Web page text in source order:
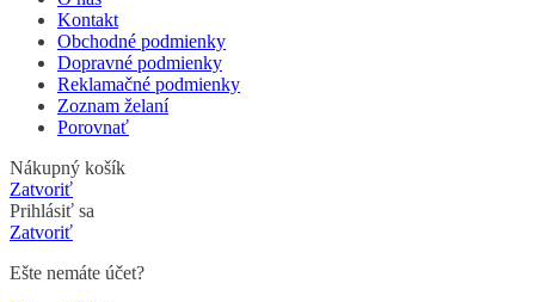
Kontakt
Obchodné podmienky
Dopravné podmienky
Reklamačné podmienky
Zoznam želaní
Porovnať
Nákupný košík
Zatvoriť
Prihlásiť sa
Zatvoriť
Ešte nemáte účet?